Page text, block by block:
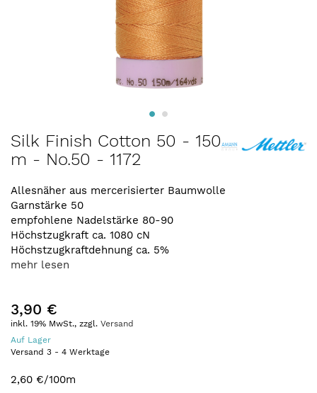
Zum
Anfang
der
springen
Silk Finish Cotton 50 - 150
m - No.50 - 1172
Allesnäher aus mercerisierter Baumwolle
Garnstärke 50
empfohlene Nadelstärke 80-90
Höchstzugkraft ca. 1080 cN
Höchstzugkraftdehnung ca. 5%
mehr lesen
3,90 €
inkl. 19% MwSt., zzgl. Versand
Auf Lager
Versand 3 - 4 Werktage
2,60 €/100m